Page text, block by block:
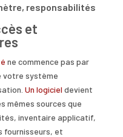
responsabilités
et
ne commence pas par
votre système
Un logiciel devient
mêmes sources que
inventaire applicatif,
fournisseurs, et